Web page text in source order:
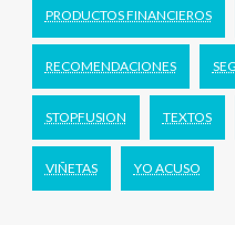
PRODUCTOS FINANCIEROS
RECOMENDACIONES
STOPFUSION TEXTOS
VIÑETAS YO ACUSO